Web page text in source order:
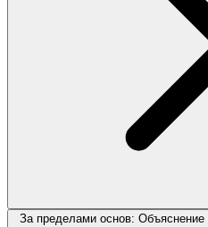
За пределами основ: Объяснение